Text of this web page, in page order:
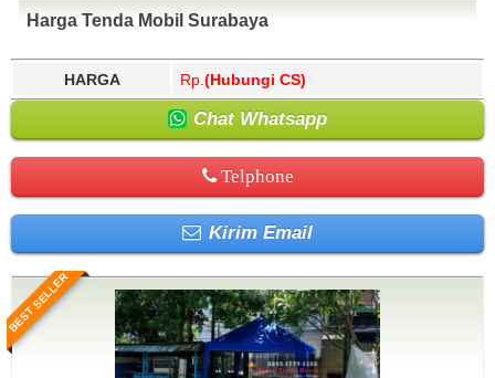
Harga Tenda Mobil Surabaya
HARGA Rp. (Hubungi CS)
Chat Whatsapp
Telphone
Kirim Email
BEST SELLER